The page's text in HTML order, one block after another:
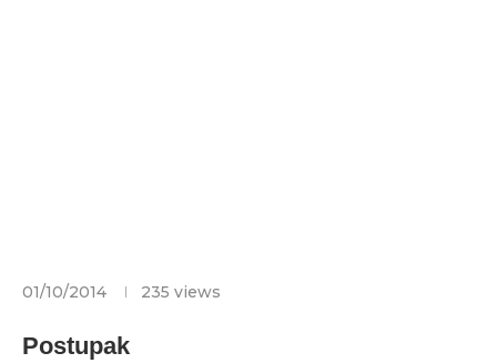
01/10/2014 235 views
Postupak